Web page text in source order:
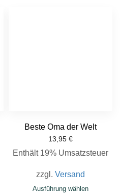
Beste Oma der Welt
13,95 €
Enthält 19% Umsatzsteuer
zzgl. Versand
Ausführung wählen